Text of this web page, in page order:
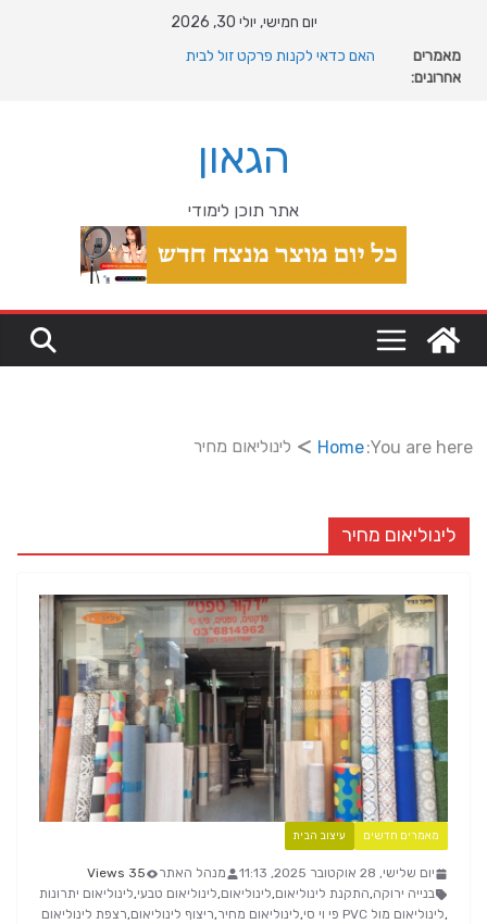
content
יום חמישי, יולי 30, 2026
מאמרים
אחרונים:
מה רוצה דונאלד טראמפ מגרינלנד: מהיסטוריה ויקינגית
המדריך המלא להתקנת פרקט פי וי סי במבני מסחר ומגורים
הגאון
אתר תוכן לימודי
You are here:
Home לינוליאום מחיר
לינוליאום מחיר
מאמרים חדשים עיצוב הבית
יום שלישי, 28 אוקטובר 2025, 11:13 מנהל האתר
35 Views
בנייה ירוקה,התקנת לינוליאום,לינוליאום,לינוליאום טבעי,לינוליאום יתרונות
,לינוליאום מול PVC פי וי סי ,לינוליאום מחיר,ריצוף לינוליאום,רצפת לינוליאום